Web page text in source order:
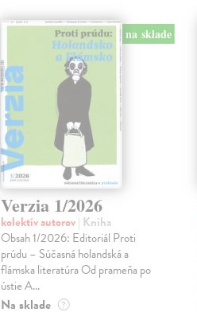
na sklade
Verzia 1/2026
kolektív autorov| Kniha
Obsah 1/2026: Editoriál Proti
prúdu – Súčasná holandská a
flámska literatúra Od prameňa po
ústie A...
Na sklade ?